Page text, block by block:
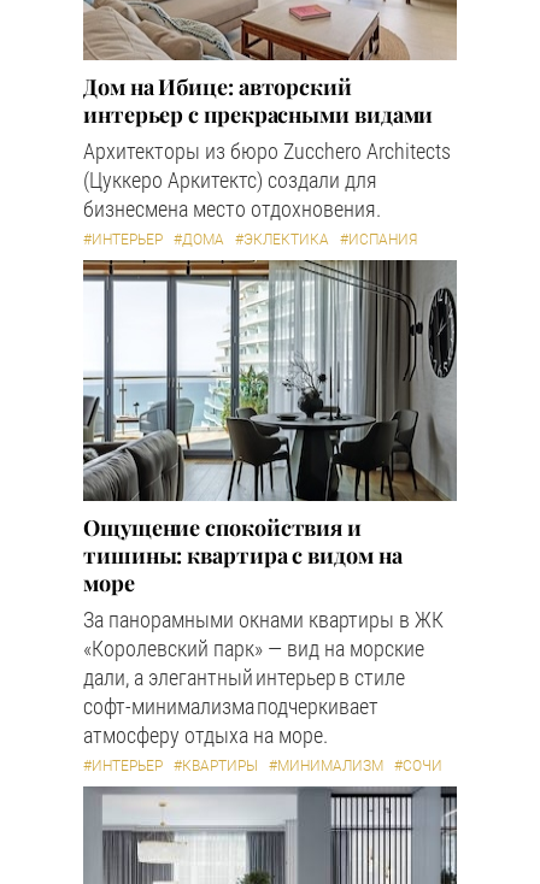
Дом на Ибице: авторский
интерьер с прекрасными видами
Архитекторы из бюро Zucchero Architects
(Цуккеро Аркитектс) создали для
бизнесмена место отдохновения.
#ИНТЕРЬЕР #ДОМА #ЭКЛЕКТИКА #ИСПАНИЯ
Ощущение спокойствия и
тишины: квартира с видом на
море
За панорамными окнами квартиры в ЖК
«Королевский парк» — вид на морские
дали, а элегантный интерьер в стиле
софт-минимализма подчеркивает
атмосферу отдыха на море.
#ИНТЕРЬЕР #КВАРТИРЫ #МИНИМАЛИЗМ #СОЧИ